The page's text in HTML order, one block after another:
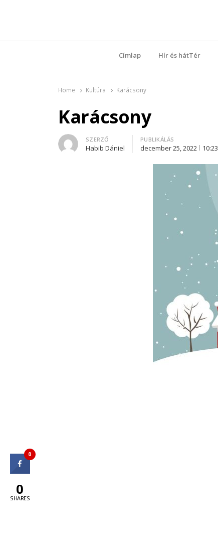
Címlap Hír és hátTér
Home Kultúra Karácsony
Karácsony
Author
SZERZŐ
Habib Dániel
PUBLIKÁLÁS
december 25, 2022 10:23
0
0
SHARES